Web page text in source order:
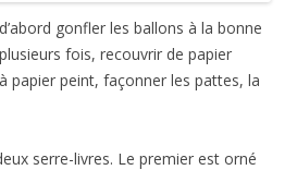
gonfler les ballons à la bonne
fois, recouvrir de papier
papier peint, façonner les pattes, la
serre-livres. Le premier est orné